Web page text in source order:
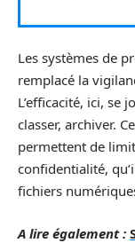
Les systèmes de
remplacé la
L’efficacité, ici, se
classer, archiver.
permettent de
confidentialité,
fichiers
A lire également :